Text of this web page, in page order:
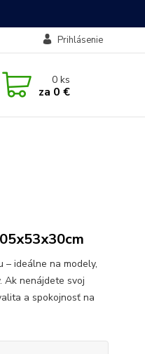
Prihlásenie
0ks
za 0 €
– ideálne na modely,
Ak nenájdete svoj
a spokojnosť na